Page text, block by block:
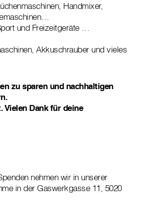
Handmixer,
und Freizeitgeräte …
Akkuschrauber und vieles
zu sparen und nachhaltigen
Vielen Dank für deine
nehmen wir in unserer
in der Gaswerkgasse 11, 5020